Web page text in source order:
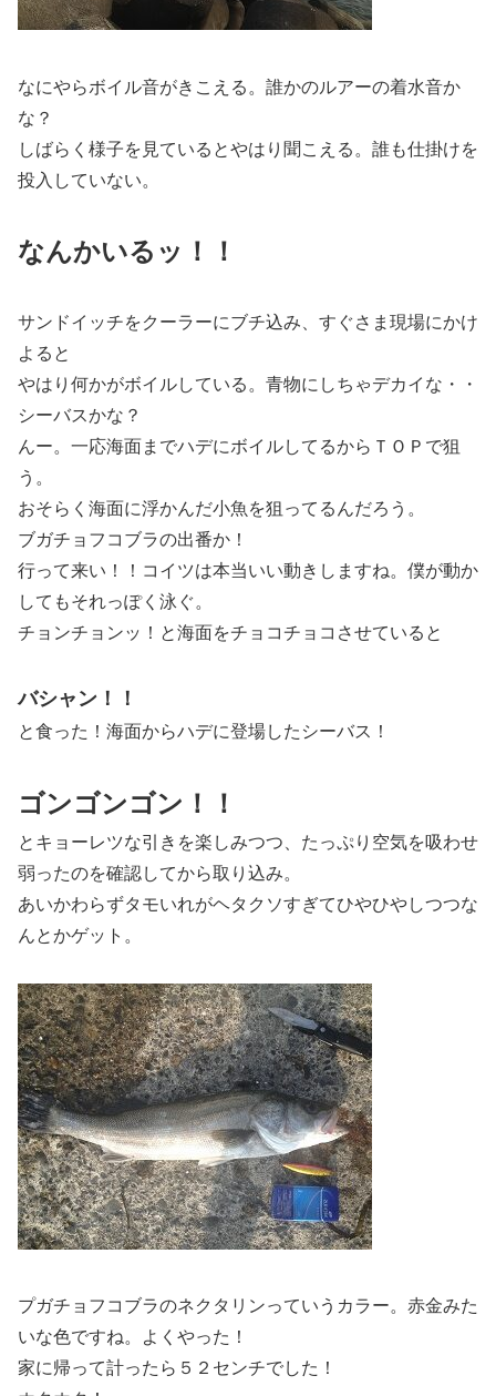
なにやらボイル音がきこえる。誰かのルアーの着水音か
な？
しばらく様子を見ているとやはり聞こえる。誰も仕掛けを
投入していない。
なんかいるッ！！
サンドイッチをクーラーにブチ込み、すぐさま現場にかけ
よると
やはり何かがボイルしている。青物にしちゃデカイな・・
シーバスかな？
んー。一応海面までハデにボイルしてるからＴＯＰで狙
う。
おそらく海面に浮かんだ小魚を狙ってるんだろう。
ブガチョフコブラの出番か！
行って来い！！コイツは本当いい動きしますね。僕が動か
してもそれっぽく泳ぐ。
チョンチョンッ！と海面をチョコチョコさせていると
バシャン！！
と食った！海面からハデに登場したシーバス！
ゴンゴンゴン！！
とキョーレツな引きを楽しみつつ、たっぷり空気を吸わせ
弱ったのを確認してから取り込み。
あいかわらずタモいれがヘタクソすぎてひやひやしつつな
んとかゲット。
プガチョフコブラのネクタリンっていうカラー。赤金みた
いな色ですね。よくやった！
家に帰って計ったら５２センチでした！